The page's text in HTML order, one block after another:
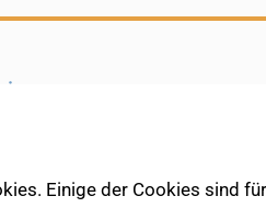
Einige der Cookies sind